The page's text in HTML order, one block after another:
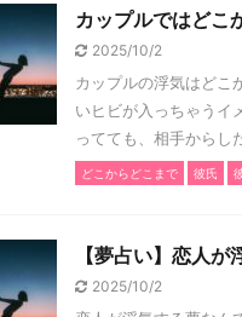
カップルではどこ
2025/10/2
カップルの浮気はどこ
いヒビが入っちゃうイ
ってても、相手からし
どこからどこまで 彼氏
【夢占い】恋人
2025/10/2